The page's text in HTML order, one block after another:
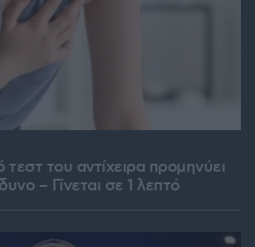
του αντίχειρα προμηνύει
– Γίνεται σε 1 λεπτό